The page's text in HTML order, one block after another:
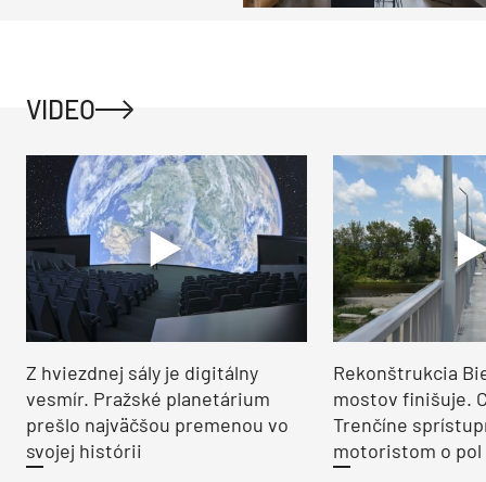
VIDEO
Z hviezdnej sály je digitálny
vesmír. Pražské planetárium
prešlo najväčšou premenou vo
svojej histórii
Rekonštrukcia
mostov finišuje.
Trenčíne
motoristom o pol